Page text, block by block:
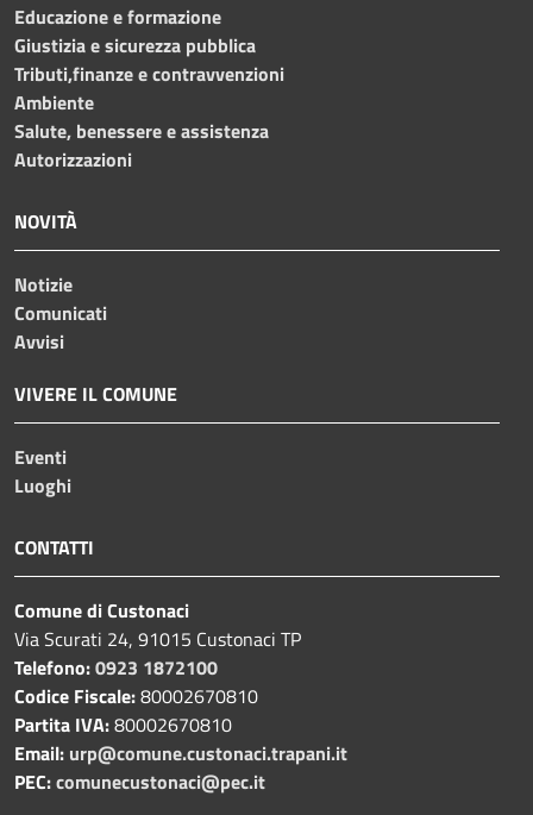
Educazione e formazione
Giustizia e sicurezza pubblica
Tributi,finanze e contravvenzioni
Ambiente
Salute, benessere e assistenza
Autorizzazioni
NOVITÀ
Notizie
Comunicati
Avvisi
VIVERE IL COMUNE
Eventi
Luoghi
CONTATTI
Comune di Custonaci
Via Scurati 24, 91015 Custonaci TP
Telefono:0923 1872100
Codice Fiscale:80002670810
Partita IVA:80002670810
Email: urp@comune.custonaci.trapani.it
PEC:comunecustonaci@pec.it